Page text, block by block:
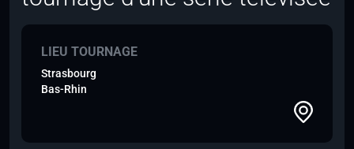
LIEU TOURNAGE
Strasbourg
Bas-Rhin